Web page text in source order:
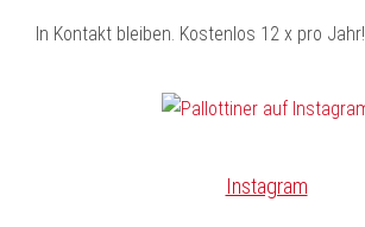
In Kontakt bleiben. Kostenlos 12 x pro Jahr!
Instagram